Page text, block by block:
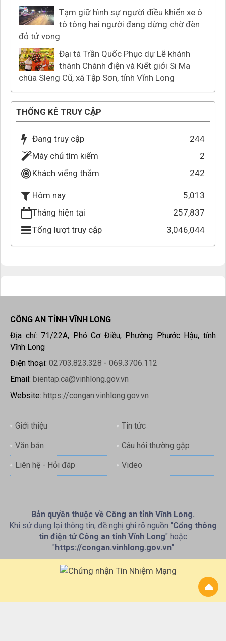
Tạm giữ hình sự người điều khiển xe ô
tô tông hai người đang dừng chờ đèn
đỏ tử vong
Đại tá Trần Quốc Phục dự Lễ khánh
thành Chánh điện và Kiết giới Si Ma
chùa Sleng Cũ, xã Tập Sơn, tỉnh Vĩnh Long
THỐNG KÊ TRUY CẬP
Đang truy cập
244
Máy chủ tìm kiếm
2
Khách viếng thăm
242
Hôm nay
5,013
Tháng hiện tại
257,837
Tổng lượt truy cập
3,046,044
CÔNG AN TỈNH VĨNH LONG
Địa chỉ: 71/22A, Phó Cơ Điều, Phường Phước Hậu, tỉnh
Vĩnh Long
Điện thoại: 02703.823.328 - 069.3706.112
Email: bientap.ca@vinhlong.gov.vn
Website: https://congan.vinhlong.gov.vn
Giới thiệu Tin tức
Văn bản Câu hỏi thường gặp
Liên hệ - Hỏi đáp Video
Bản quyền thuộc về Công an tỉnh Vĩnh Long.
Khi sử dụng lại thông tin, đề nghị ghi rõ nguồn "Cổng thông
tin điện tử Công an tỉnh Vĩnh Long" hoặc
"https://congan.vinhlong.gov.vn"